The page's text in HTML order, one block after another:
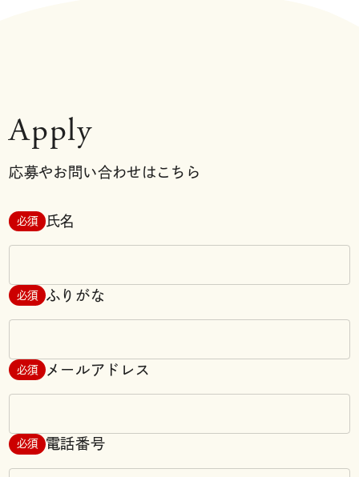
Apply
応募やお問い合わせはこちら
必須 氏名
必須 ふりがな
必須 メールアドレス
必須 電話番号